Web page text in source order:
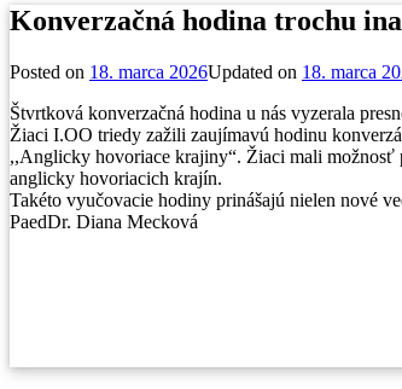
Konverzačná hodina trochu
Posted on 18. marca 2026Updated on 18. marca
Štvrtková konverzačná hodina u nás vyzerala
Žiaci I.OO triedy zažili zaujímavú hodinu
,,Anglicky hovoriace krajiny“. Žiaci mali možnosť
anglicky hovoriacich krajín.
Takéto vyučovacie hodiny prinášajú nielen nové
PaedDr. Diana Mecková